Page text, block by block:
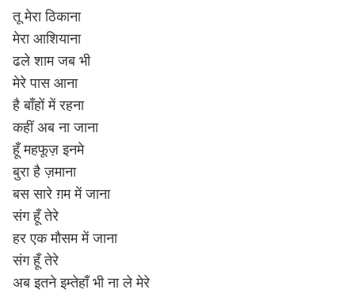
तू मेरा ठिकाना
मेरा आशियाना
ढले शाम जब भी
मेरे पास आना
है बाँहों में रहना
कहीं अब ना जाना
हूँ महफूज़ इनमे
बुरा है ज़माना
बस सारे ग़म में जाना
संग हूँ तेरे
हर एक मौसम में जाना
संग हूँ तेरे
अब इतने इम्तेहाँ भी ना ले मेरे